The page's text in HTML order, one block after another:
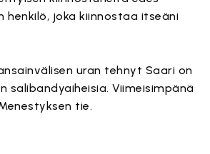
henkilö, joka kiinnostaa itseäni
uran tehnyt Saari on
Viimeisimpänä
tie.